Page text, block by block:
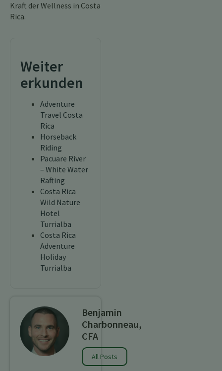
Kraft der Wellness in Costa
Rica.
Weiter
erkunden
Adventure
Travel Costa
Rica
Horseback
Riding
Pacuare River
– White Water
Rafting
Costa Rica
Wild Nature
Hotel
Turrialba
Costa Rica
Adventure
Holiday
Turrialba
Benjamin
Charbonneau,
CFA
All Posts